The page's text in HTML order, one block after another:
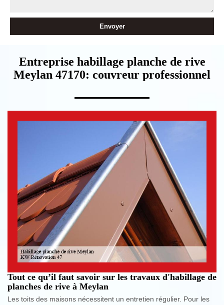
Entreprise habillage planche de rive
Meylan 47170: couvreur professionnel
Tout ce qu’il faut savoir sur les travaux d'habillage de
planches de rive à Meylan
Les toits des maisons nécessitent un entretien régulier. Pour les